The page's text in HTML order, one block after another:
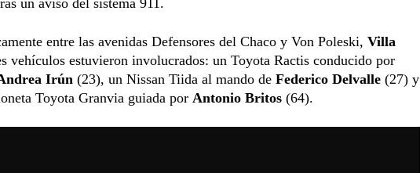
entre las avenidas Defensores del Chaco y Von Poleski, Villa
vehículos estuvieron involucrados: un Toyota Ractis conducido por
Irún (23), un Nissan Tiida al mando de Federico Delvalle (27) y
Toyota Granvia guiada por Antonio Britos (64).